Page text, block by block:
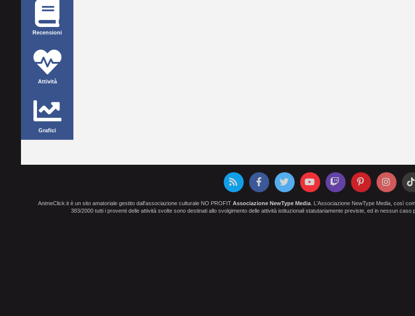
Recensioni
Attività
Grafici
AnimeClick.it è un sito amatoriale gestito dall'associazione culturale NO PROFIT Associazione NewType Media. L'Associazione NewType Media, così
383/2000 tutti i proventi delle attività svolte sono destinati allo svolgimento delle attività istituzionali statutariamente previste, ed in nessun